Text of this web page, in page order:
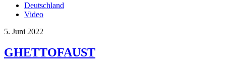
Deutschland
Video
5. Juni 2022
GHETTOFAUST